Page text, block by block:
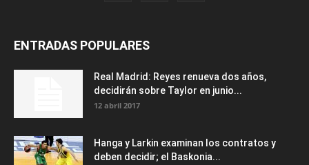
ENTRADAS POPULARES
Real Madrid: Reyes renueva dos años,
decidirán sobre Taylor en junio...
12 abril 2017
Hanga y Larkin examinan los contratos y
deben decidir; el Baskonia...